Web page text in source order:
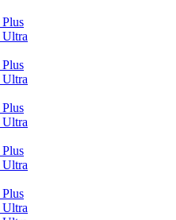
Ultra
Ultra
Ultra
Ultra
Ultra